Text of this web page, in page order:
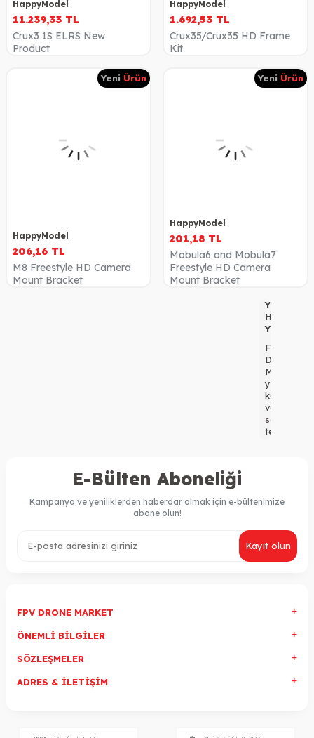
HappyModel
11.239,33 TL
Crux3 1S ELRS New
Product
HappyModel
1.692,53 TL
Crux35/Crux35 HD Frame
Kit
Yeni Ürün
HappyModel
206,16 TL
M8 Freestyle HD Camera
Mount Bracket
Yeni Ürün
HappyModel
201,18 TL
Mobula6 and Mobula7
Freestyle HD Camera
Mount Bracket
Yarışa
Hazır
Yenilikler!
FPV
Drone
Market,
yüksek
kaliteli
ve
son
teknoloji
bir
ürünler
en
E-Bülten Aboneliği
Kampanya ve yeniliklerden haberdar olmak için e-bültenimize
abone olun!
Kayıt olun
FPV DRONE MARKET
ÖNEMLI BILGILER
SÖZLEŞMELER
ADRES & İLETIŞIM